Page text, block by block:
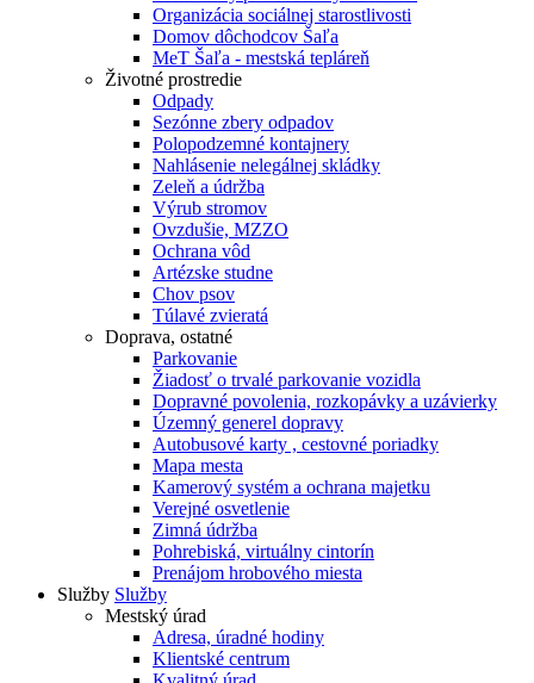
Organizácia sociálnej starostlivosti
Domov dôchodcov Šaľa
MeT Šaľa - mestská tepláreň
Životné prostredie
Odpady
Sezónne zbery odpadov
Polopodzemné kontajnery
Nahlásenie nelegálnej skládky
Zeleň a údržba
Výrub stromov
Ovzdušie, MZZO
Ochrana vôd
Artézske studne
Chov psov
Túlavé zvieratá
Doprava, ostatné
Parkovanie
Žiadosť o trvalé parkovanie vozidla
Dopravné povolenia, rozkopávky a uzávierky
Územný generel dopravy
Autobusové karty , cestovné poriadky
Mapa mesta
Kamerový systém a ochrana majetku
Verejné osvetlenie
Zimná údržba
Pohrebiská, virtuálny cintorín
Prenájom hrobového miesta
Služby Služby
Mestský úrad
Adresa, úradné hodiny
Klientské centrum